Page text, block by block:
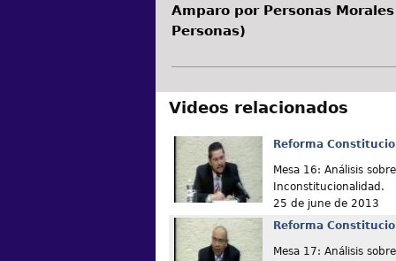
Amparo por Personas
Personas)
Videos relacionados
Reforma
Mesa 16: Análisis
Inconstitucionalidad.
25 de june de 2013
Reforma
Mesa 17: Análisis